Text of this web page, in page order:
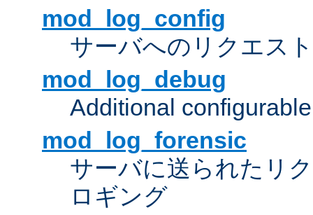
mod_log_config
サーバへのリクエス
mod_log_debug
Additional
mod_log_forensic
サーバに送られたリ
ロギング